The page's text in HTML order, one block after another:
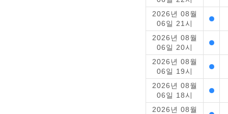
2026년 08월
06일 21시
2026년 08월
06일 20시
2026년 08월
06일 19시
2026년 08월
06일 18시
2026년 08월